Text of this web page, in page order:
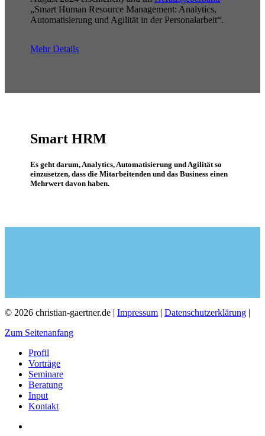
„Smart Human Resource Management: Analytics,
Automatisierung und Agilität in der Personalarbeit“.
Mehr Details
Smart HRM
Es geht darum, Analytics, Automatisierung und Agilität so
einzusetzen, dass die Mitarbeitenden und das Business einen
Mehrwert davon haben.
© 2026 christian-gaertner.de | Impressum | Datenschutzerklärung |
Zum Seitenanfang
Profil
Vorträge
Seminare
Beratung
Input
Kontakt